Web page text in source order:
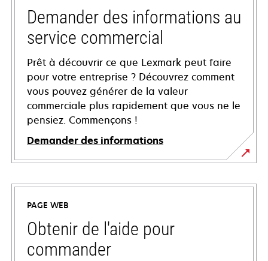
Demander des informations au
service commercial
Prêt à découvrir ce que Lexmark peut faire
pour votre entreprise ? Découvrez comment
vous pouvez générer de la valeur
commerciale plus rapidement que vous ne le
pensiez. Commençons !
Demander des informations
PAGE WEB
Obtenir de l'aide pour
commander